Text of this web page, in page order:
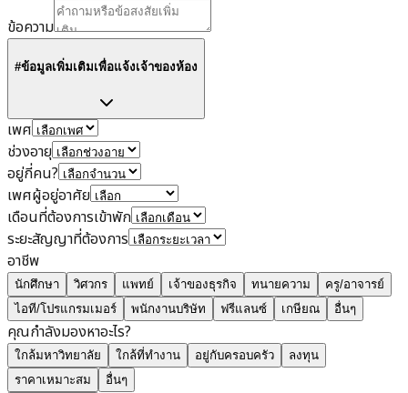
ข้อความ
#ข้อมูลเพิ่มเติมเพื่อแจ้งเจ้าของห้อง
เพศ
ช่วงอายุ
อยู่กี่คน?
เพศผู้อยู่อาศัย
เดือนที่ต้องการเข้าพัก
ระยะสัญญาที่ต้องการ
อาชีพ
นักศึกษา วิศวกร แพทย์ เจ้าของธุรกิจ ทนายความ
ครู/อาจารย์
ไอที/โปรแกรมเมอร์
พนักงานบริษัท ฟรีแลนซ์ เกษียณ อื่นๆ
คุณกำลังมองหาอะไร?
ใกล้มหาวิทยาลัย ใกล้ที่ทำงาน อยู่กับครอบครัว
ลงทุน
ราคาเหมาะสม
อื่นๆ